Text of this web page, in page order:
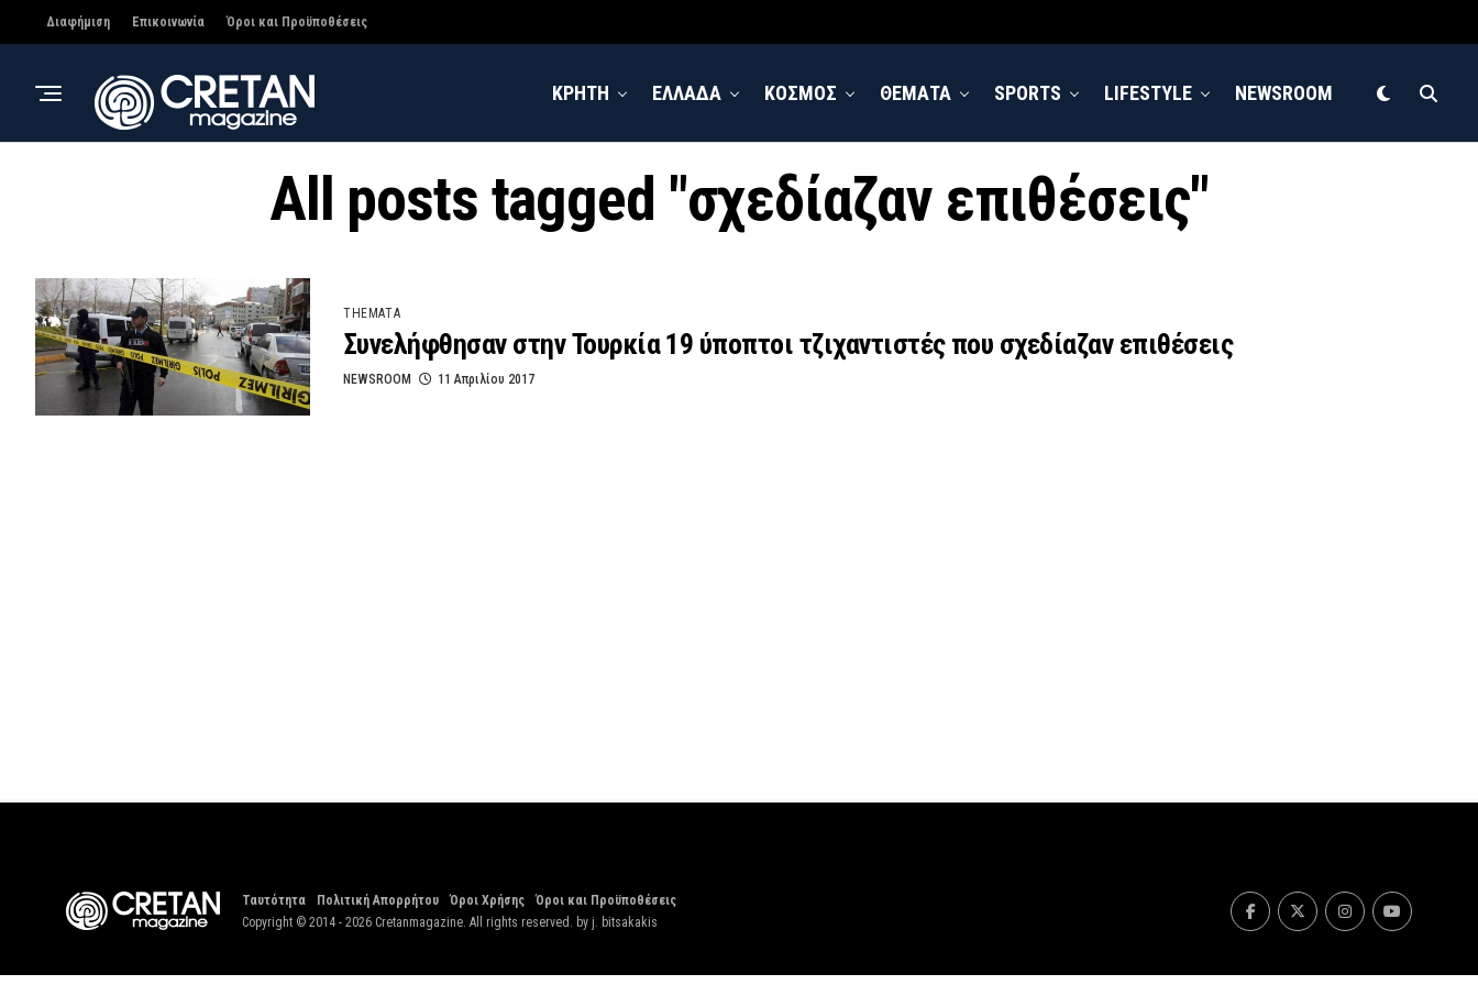
Διαφήμιση Επικοινωνία Όροι και Προϋποθέσεις
ΚΡΗΤΗ ΕΛΛΑΔΑ ΚΟΣΜΟΣ ΘΕΜΑΤΑ SPORTS LIFESTYLE NEWSROOM
All posts tagged "σχεδίαζαν επιθέσεις"
THEMATA
Συνελήφθησαν στην Τουρκία 19 ύποπτοι τζιχαντιστές που σχεδίαζαν επιθέσεις
NEWSROOM 11 Απριλίου 2017
Ταυτότητα Πολιτική Απορρήτου Όροι Χρήσης
Όροι και Προϋποθέσεις
Copyright © 2014 - 2026 Cretanmagazine. All rights reserved. by j. bitsakakis